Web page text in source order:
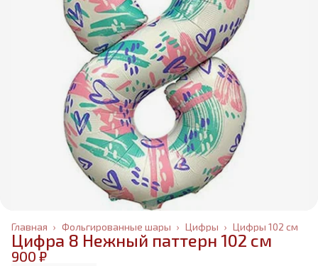
Цифры 102 см
Цифры ›
Фольгированные шары ›
Главная ›
Цифра 8 Нежный паттерн 102 см
900 ₽